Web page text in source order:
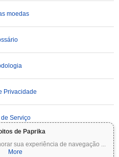
de Paprika
sua experiência de navegação ...
More
moedas
Privacidade
de Serviço
altamente voláteis e envolvem riscos